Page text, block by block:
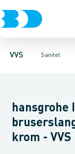
VVS Sanitet
Rør & fittings
Toiletter, sæder og
Håndbrusere
hansgrohe
krom - VVS